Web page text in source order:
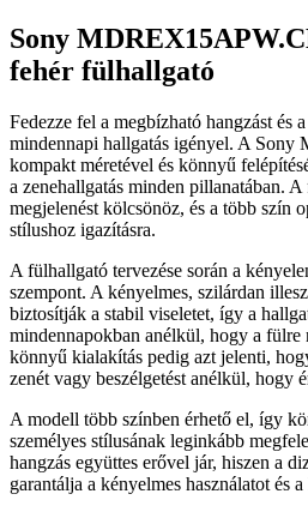
Sony
fehér fülhallgató
Fedezze fel a megbízható hangzást és
mindennapi hallgatás igényel. A
kompakt méretével és könnyű
a zenehallgatás minden pillanatában. A
megjelenést kölcsönöz, és a több szín
stílushoz igazításra.
A fülhallgató tervezése során a
szempont. A kényelmes, szilárdan
biztosítják a stabil viseletet, így a
mindennapokban anélkül, hogy a fülre
könnyű kialakítás pedig azt jelenti,
zenét vagy beszélgetést anélkül, hogy
A modell több színben érhető el, így
személyes stílusának leginkább
hangzás együttes erővel jár, hiszen a
garantálja a kényelmes használatot és